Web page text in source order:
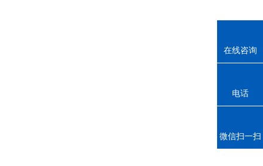
在线咨询
电话
微信扫一扫